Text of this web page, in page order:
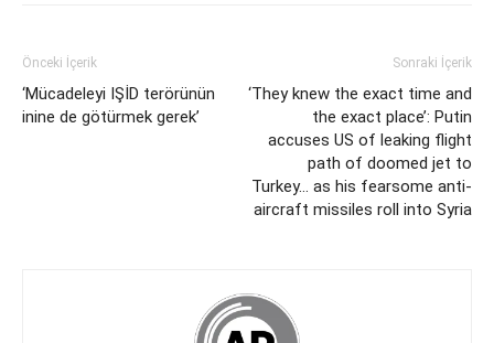
Önceki İçerik
‘Mücadeleyi IŞİD terörünün
inine de götürmek gerek’
Sonraki İçerik
‘They knew the exact time and
the exact place’: Putin
accuses US of leaking flight
path of doomed jet to
Turkey… as his fearsome anti-
aircraft missiles roll into Syria